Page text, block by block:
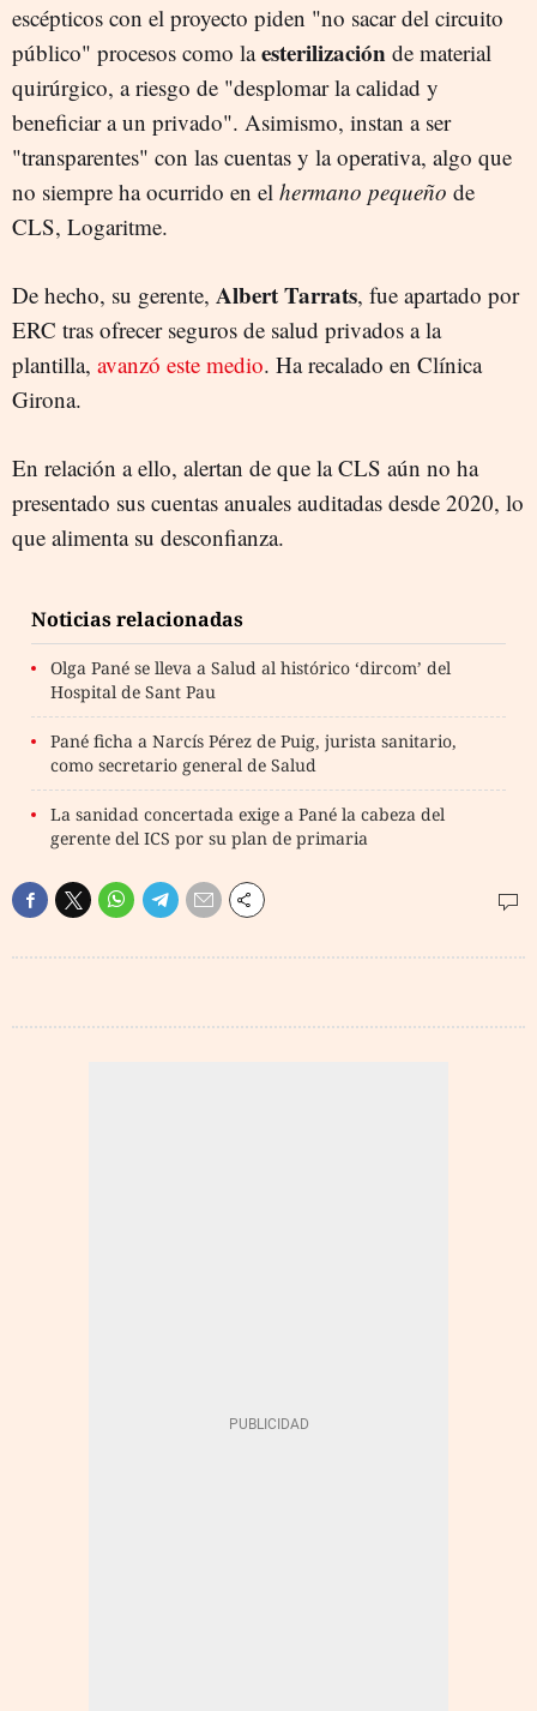
escépticos con el proyecto piden "no sacar del circuito
público" procesos como laesterilización de material
quirúrgico, a riesgo de "desplomar la calidad y
beneficiar a un privado". Asimismo, instan a ser
"transparentes" con las cuentas y la operativa, algo que
no siempre ha ocurrido en el hermano pequeño de
CLS, Logaritme.
De hecho, su gerente, Albert Tarrats, fue apartado por
ERC tras ofrecer seguros de salud privados a la
plantilla, avanzó este medio. Ha recalado en Clínica
Girona.
En relación a ello, alertan de que la CLS aún no ha
presentado sus cuentas anuales auditadas desde 2020, lo
que alimenta su desconfianza.
Noticias relacionadas
Olga Pané se lleva a Salud al histórico ‘dircom’ del
Hospital de Sant Pau
Pané ficha a Narcís Pérez de Puig, jurista sanitario,
como secretario general de Salud
La sanidad concertada exige a Pané la cabeza del
gerente del ICS por su plan de primaria